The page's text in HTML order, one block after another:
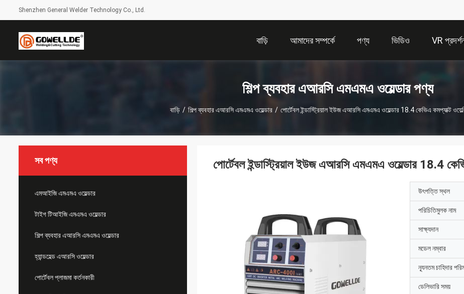
Shenzhen General Welder Technology Co., Ltd.
বাড়ি আমাদের সম্পর্কে পণ্য ভিডিও VR
শিল্প ব্যবহার এআরসি এমএমএ ওয়েল্ডার পণ্য
বাড়ি / শিল্প ব্যবহার এআরসি এমএমএ ওয়েল্ডার / পোর্টেবল ইন্ডাস্ট্রিয়াল ইউজ এআরসি এমএমএ ওয়েল্ডার 18.4 কেভিএ কমপ্যাক্ট
সব পণ্য
এমআইজি এমএমএ ওয়েল্ডার
টাইগ টিআইজি এমএমএ ওয়েল্ডার
শিল্প ব্যবহার এআরসি এমএমএ ওয়েল্ডার
হ্যান্ডহেল্ড এআরসি ওয়েল্ডার
পোর্টেবল প্লাজমা কর্তনকারী
পোর্টেবল ইন্ডাস্ট্রিয়াল ইউজ এআরসি এমএমএ ওয়েল্ডার 18.4
উৎপত্তি স্থল
পরিচিতিমুলক নাম
সাক্ষ্যদান
মডেল নম্বার
ন্যূনতম চাহিদার
ডেলিভারি সময়